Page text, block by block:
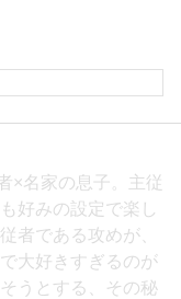
×名家の息子。主従
好みの設定で楽し
者である攻めが、
大好きすぎるのが
うとする、その秘